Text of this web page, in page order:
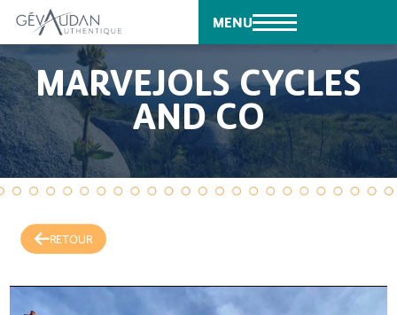
MENU
MARVEJOLS CYCLES
AND CO
RETOUR